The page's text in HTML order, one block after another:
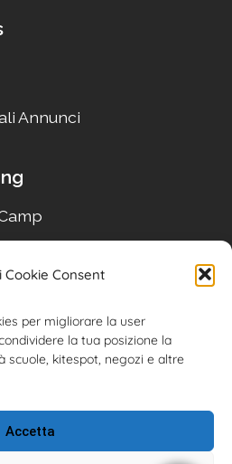
Cookie Consent
per migliorare la user
la tua posizione la
scuole, kitespot, negozi e altre
Accetta
Annunci